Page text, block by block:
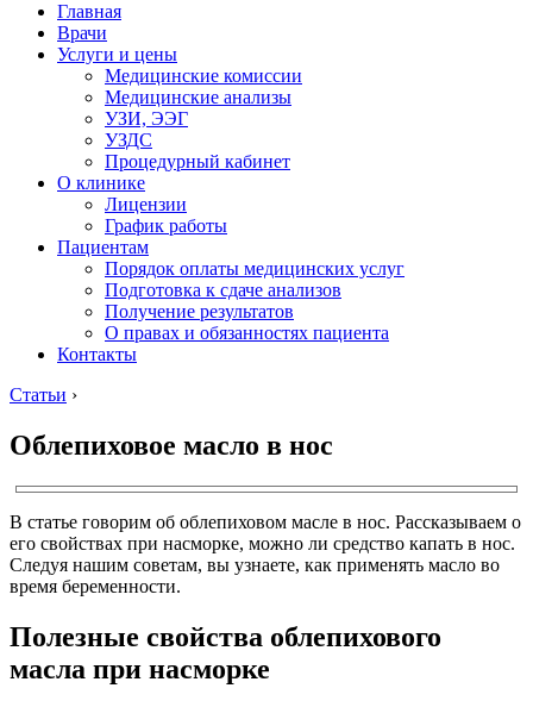
Главная
Врачи
Услуги и цены
Медицинские комиссии
Медицинские анализы
УЗИ, ЭЭГ
УЗДС
Процедурный кабинет
О клинике
Лицензии
График работы
Пациентам
Порядок оплаты медицинских услуг
Подготовка к сдаче анализов
Получение результатов
О правах и обязанностях пациента
Контакты
Статьи ›
Облепиховое масло в нос
В статье говорим об облепиховом масле в нос. Рассказываем о
его свойствах при насморке, можно ли средство капать в нос.
Следуя нашим советам, вы узнаете, как применять масло во
время беременности.
Полезные свойства облепихового
масла при насморке